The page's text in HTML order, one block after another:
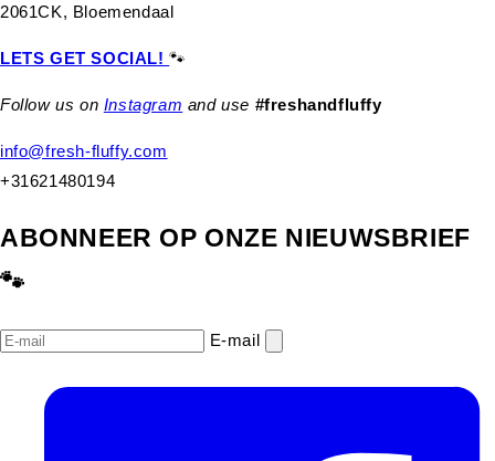
2061CK, Bloemendaal
LETS GET SOCIAL!🐾
Follow us on Instagram and use #freshandfluffy
info@fresh-fluffy.com
+31621480194
ABONNEER OP ONZE NIEUWSBRIEF
🐾
E‑mail